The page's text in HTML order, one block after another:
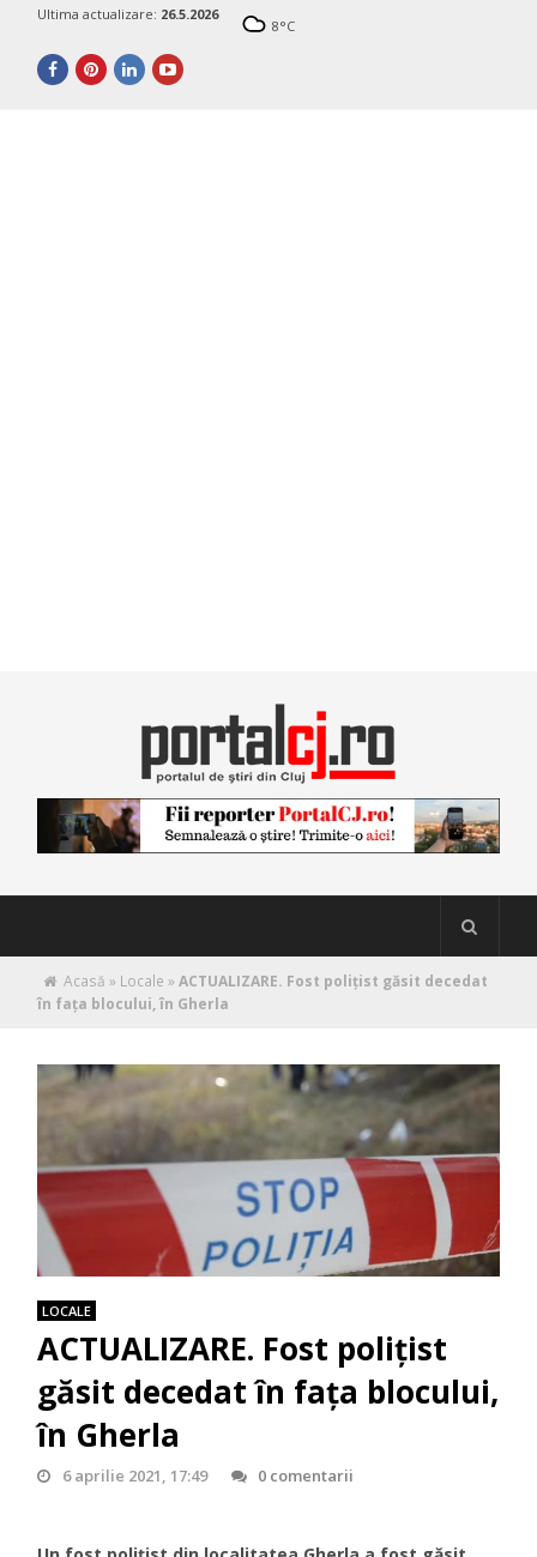
Ultima actualizare: 26.5.2026
8°C
Acasă » Locale »ACTUALIZARE. Fost polițist găsit decedat
în fața blocului, în Gherla
LOCALE
ACTUALIZARE. Fost polițist
găsit decedat în fața blocului,
în Gherla
6 aprilie 2021, 17:49 0 comentarii